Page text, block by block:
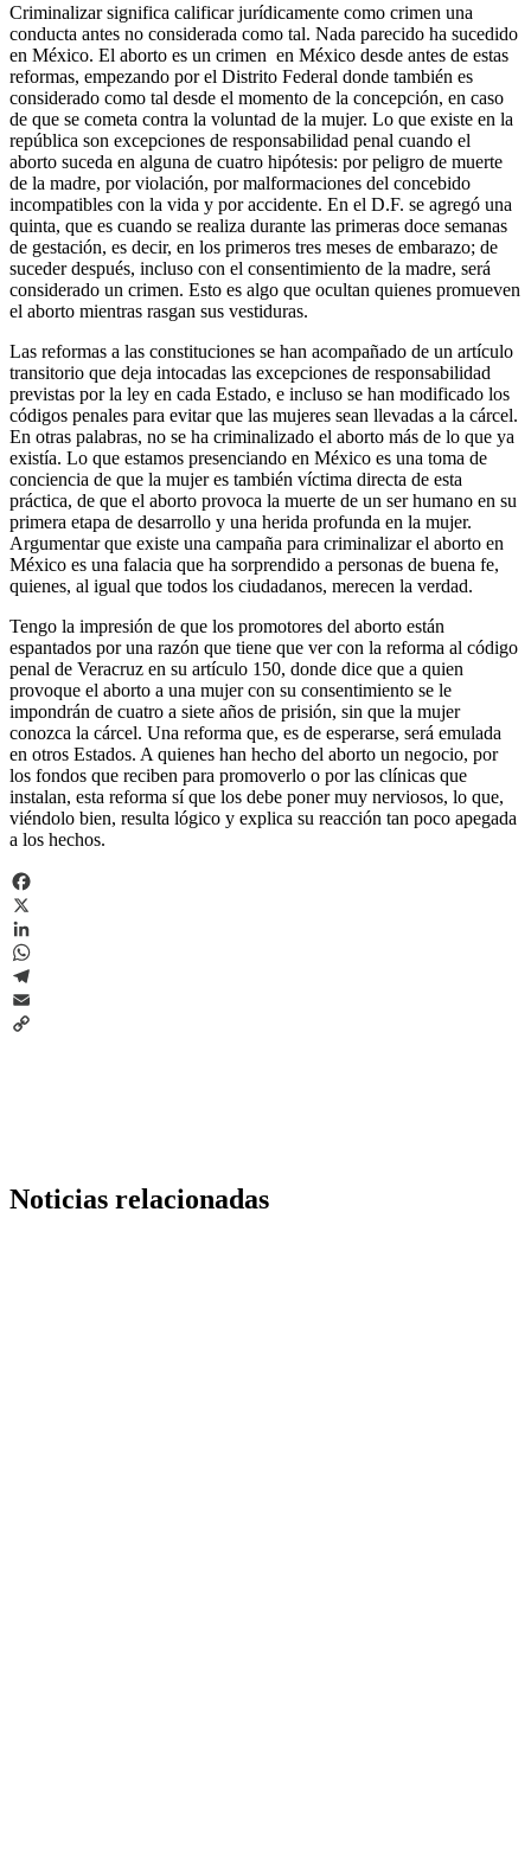
Criminalizar significa calificar jurídicamente como crimen una
conducta antes no considerada como tal. Nada parecido ha sucedido
en México. El aborto es un crimen en México desde antes de estas
reformas, empezando por el Distrito Federal donde también es
considerado como tal desde el momento de la concepción, en caso
de que se cometa contra la voluntad de la mujer. Lo que existe en la
república son excepciones de responsabilidad penal cuando el
aborto suceda en alguna de cuatro hipótesis: por peligro de muerte
de la madre, por violación, por malformaciones del concebido
incompatibles con la vida y por accidente. En el D.F. se agregó una
quinta, que es cuando se realiza durante las primeras doce semanas
de gestación, es decir, en los primeros tres meses de embarazo; de
suceder después, incluso con el consentimiento de la madre, será
considerado un crimen. Esto es algo que ocultan quienes promueven
el aborto mientras rasgan sus vestiduras.
Las reformas a las constituciones se han acompañado de un artículo
transitorio que deja intocadas las excepciones de responsabilidad
previstas por la ley en cada Estado, e incluso se han modificado los
códigos penales para evitar que las mujeres sean llevadas a la cárcel.
En otras palabras, no se ha criminalizado el aborto más de lo que ya
existía. Lo que estamos presenciando en México es una toma de
conciencia de que la mujer es también víctima directa de esta
práctica, de que el aborto provoca la muerte de un ser humano en su
primera etapa de desarrollo y una herida profunda en la mujer.
Argumentar que existe una campaña para criminalizar el aborto en
México es una falacia que ha sorprendido a personas de buena fe,
quienes, al igual que todos los ciudadanos, merecen la verdad.
Tengo la impresión de que los promotores del aborto están
espantados por una razón que tiene que ver con la reforma al código
penal de Veracruz en su artículo 150, donde dice que a quien
provoque el aborto a una mujer con su consentimiento se le
impondrán de cuatro a siete años de prisión, sin que la mujer
conozca la cárcel. Una reforma que, es de esperarse, será emulada
en otros Estados. A quienes han hecho del aborto un negocio, por
los fondos que reciben para promoverlo o por las clínicas que
instalan, esta reforma sí que los debe poner muy nerviosos, lo que,
viéndolo bien, resulta lógico y explica su reacción tan poco apegada
a los hechos.
Facebook
X
LinkedIn
WhatsApp
Telegram
Email
Noticias relacionadas